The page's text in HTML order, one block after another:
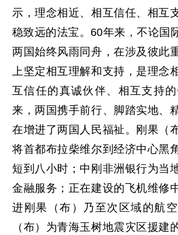
示，理念相近、相互信任、相互
稳致远的法宝。60年来，不论国
两国始终风雨同舟，在涉及彼此
上坚定相互理解和支持，是理念
互信任的真诚伙伴、相互支持
来，两国携手前行、脚踏实地、
在增进了两国人民福祉。刚果（
将首都布拉柴维尔到经济中心黑
短到八小时；中刚非洲银行为当
金融服务；正在建设的飞机维修
进刚果（布）乃至次区域的航
（布）为青海玉树地震灾区援建